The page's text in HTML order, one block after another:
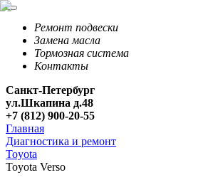
Ремонт подвески
Замена масла
Тормозная система
Контакты
Санкт-Петербург
ул.Шкапина д.48
+7 (812) 900-20-55
Главная
Диагностика и ремонт
Toyota
Toyota Verso